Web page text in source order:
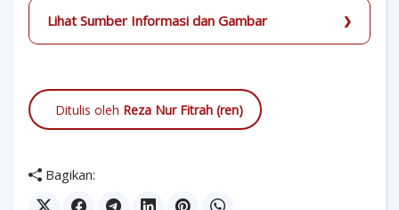
Lihat Sumber Informasi dan Gambar
Ditulis oleh Reza Nur Fitrah (ren)
Bagikan: